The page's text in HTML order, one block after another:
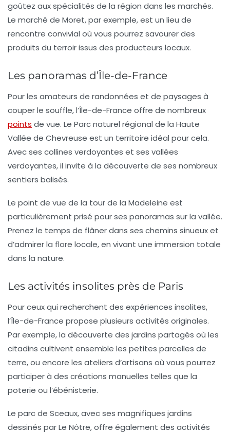
goûtez aux spécialités de la région dans les marchés.
Le marché de Moret, par exemple, est un lieu de
rencontre convivial où vous pourrez savourer des
produits du terroir issus des producteurs locaux.
Les panoramas d’Île-de-France
Pour les amateurs de randonnées et de paysages à
couper le souffle, l’Île-de-France offre de nombreux
points de vue. Le Parc naturel régional de la Haute
Vallée de Chevreuse est un territoire idéal pour cela.
Avec ses collines verdoyantes et ses vallées
verdoyantes, il invite à la découverte de ses nombreux
sentiers balisés.
Le point de vue de la tour de la Madeleine est
particulièrement prisé pour ses panoramas sur la vallée.
Prenez le temps de flâner dans ses chemins sinueux et
d’admirer la flore locale, en vivant une immersion totale
dans la nature.
Les activités insolites près de Paris
Pour ceux qui recherchent des expériences insolites,
l’Île-de-France propose plusieurs activités originales.
Par exemple, la découverte des jardins partagés où les
citadins cultivent ensemble les petites parcelles de
terre, ou encore les ateliers d’artisans où vous pourrez
participer à des créations manuelles telles que la
poterie ou l’ébénisterie.
Le parc de Sceaux, avec ses magnifiques jardins
dessinés par Le Nôtre, offre également des activités